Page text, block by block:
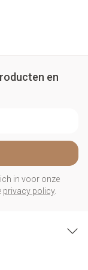
en
in voor onze
privacy policy.